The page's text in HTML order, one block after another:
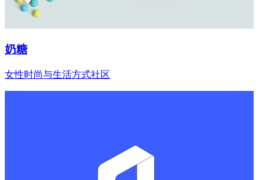
奶糖
女性时尚与生活方式社区